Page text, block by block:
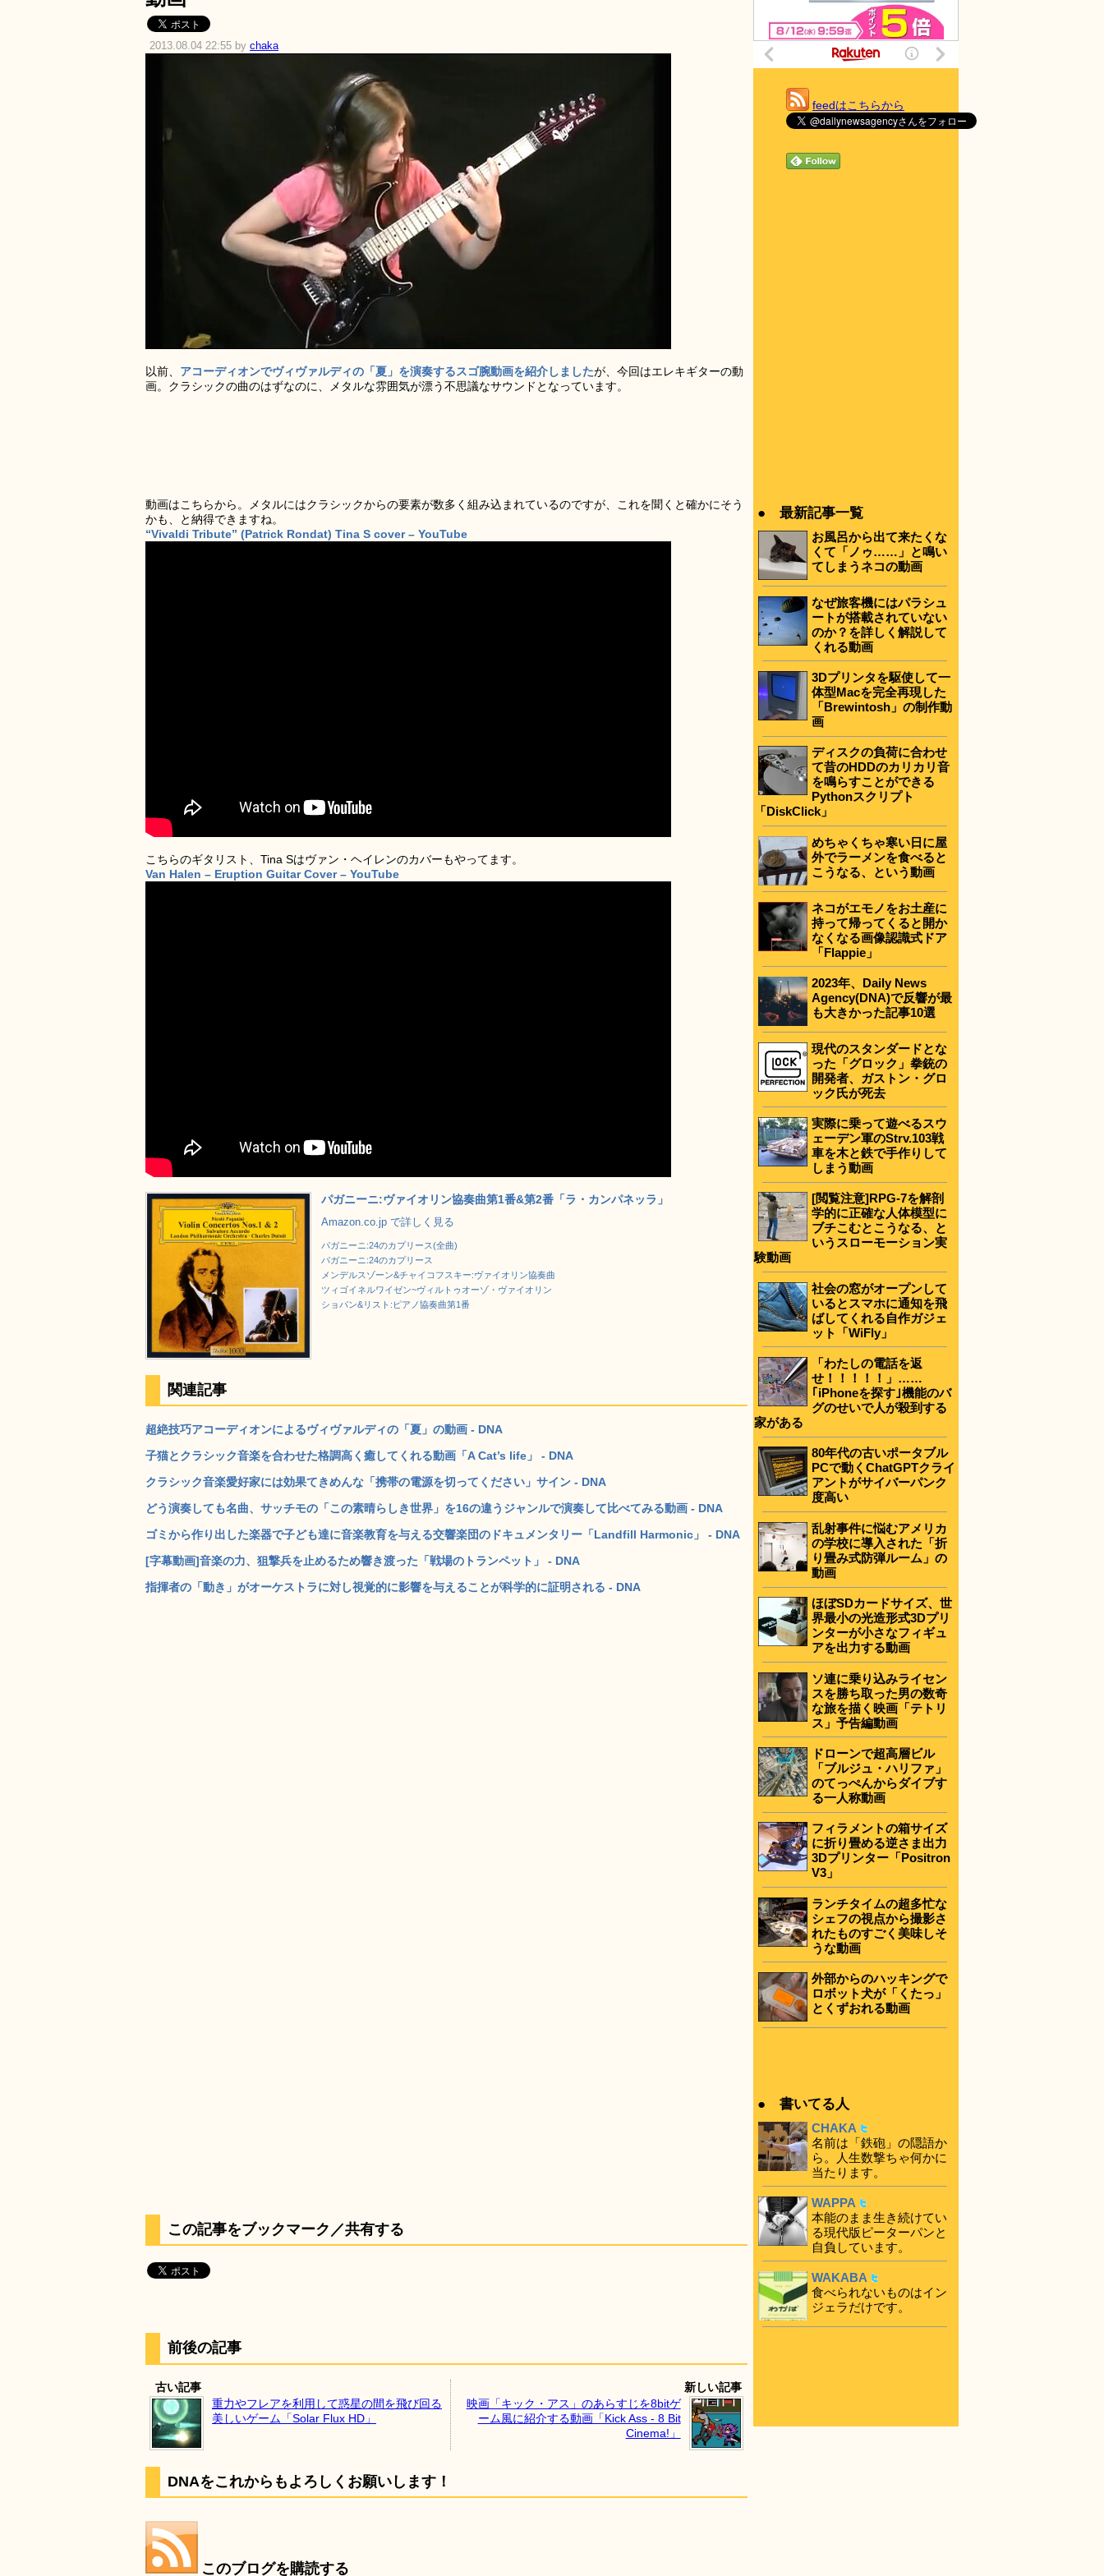
2013.08.04 22:55 by chaka
以前、 アコーディオンでヴィヴァルディの「夏」を演奏するスゴ腕動画を紹介しましたが、今回はエレキギターの動
画。クラシックの曲のはずなのに、メタルな雰囲気が漂う不思議なサウンドとなっています。
動画はこちらから。メタルにはクラシックからの要素が数多く組み込まれているのですが、これを聞くと確かにそう
かも、と納得できますね。
“Vivaldi Tribute” (Patrick Rondat) Tina S cover – YouTube
こちらのギタリスト、Tina Sはヴァン・ヘイレンのカバーもやってます。
Van Halen – Eruption Guitar Cover – YouTube
パガニーニ:ヴァイオリン協奏曲第1番&第2番「ラ・カンパネッラ」
Amazon.co.jp で詳しく見る
パガニーニ:24のカプリース(全曲)
パガニーニ:24のカプリース
メンデルスゾーン&チャイコフスキー:ヴァイオリン協奏曲
ツィゴイネルワイゼン~ヴィルトゥオーゾ・ヴァイオリン
ショパン&リスト:ピアノ協奏曲第1番
関連記事
超絶技巧アコーディオンによるヴィヴァルディの「夏」の動画 - DNA
子猫とクラシック音楽を合わせた格調高く癒してくれる動画「A Cat’s life」 - DNA
クラシック音楽愛好家には効果てきめんな「携帯の電源を切ってください」サイン - DNA
どう演奏しても名曲、サッチモの「この素晴らしき世界」を16の違うジャンルで演奏して比べてみる動画 - DNA
ゴミから作り出した楽器で子ども達に音楽教育を与える交響楽団のドキュメンタリー「Landfill Harmonic」 - DNA
[字幕動画]音楽の力、狙撃兵を止めるため響き渡った「戦場のトランペット」 - DNA
指揮者の「動き」がオーケストラに対し視覚的に影響を与えることが科学的に証明される - DNA
この記事をブックマーク／共有する
前後の記事
古い記事
重力やフレアを利用して惑星の間を飛び回る
美しいゲーム「Solar Flux HD」
新しい記事
映画「キック・アス」のあらすじを8bitゲ
ーム風に紹介する動画「Kick Ass - 8 Bit
Cinema!」
DNAをこれからもよろしくお願いします！
このブログを購読する
feedはこちらから
● 最新記事一覧
お風呂から出て来たくな
くて「ノゥ……」と鳴い
てしまうネコの動画
なぜ旅客機にはパラシュ
ートが搭載されていない
のか？を詳しく解説して
くれる動画
3Dプリンタを駆使して一
体型Macを完全再現した
「Brewintosh」の制作動
画
ディスクの負荷に合わせ
て昔のHDDのカリカリ音
を鳴らすことができる
Pythonスクリプト
「DiskClick」
めちゃくちゃ寒い日に屋
外でラーメンを食べると
こうなる、という動画
ネコがエモノをお土産に
持って帰ってくると開か
なくなる画像認識式ドア
「Flappie」
2023年、Daily News
Agency(DNA)で反響が最
も大きかった記事10選
現代のスタンダードとな
った「グロック」拳銃の
開発者、ガストン・グロ
ック氏が死去
実際に乗って遊べるスウ
ェーデン軍のStrv.103戦
車を木と鉄で手作りして
しまう動画
[閲覧注意]RPG-7を解剖
学的に正確な人体模型に
ブチこむとこうなる、と
いうスローモーション実
験動画
社会の窓がオープンして
いるとスマホに通知を飛
ばしてくれる自作ガジェ
ット「WiFly」
「わたしの電話を返
せ！！！！！」……
｢iPhoneを探す｣機能のバ
グのせいで人が殺到する
家がある
80年代の古いポータブル
PCで動くChatGPTクライ
アントがサイバーパンク
度高い
乱射事件に悩むアメリカ
の学校に導入された「折
り畳み式防弾ルーム」の
動画
ほぼSDカードサイズ、世
界最小の光造形式3Dプリ
ンターが小さなフィギュ
アを出力する動画
ソ連に乗り込みライセン
スを勝ち取った男の数奇
な旅を描く映画「テトリ
ス」予告編動画
ドローンで超高層ビル
「ブルジュ・ハリファ」
のてっぺんからダイブす
る一人称動画
フィラメントの箱サイズ
に折り畳める逆さま出力
3Dプリンター「Positron
V3」
ランチタイムの超多忙な
シェフの視点から撮影さ
れたものすごく美味しそ
うな動画
外部からのハッキングで
ロボット犬が「くたっ」
とくずおれる動画
● 書いてる人
CHAKA
名前は「鉄砲」の隠語か
ら。人生数撃ちゃ何かに
当たります。
WAPPA
本能のまま生き続けてい
る現代版ピーターパンと
自負しています。
WAKABA
食べられないものはイン
ジェラだけです。